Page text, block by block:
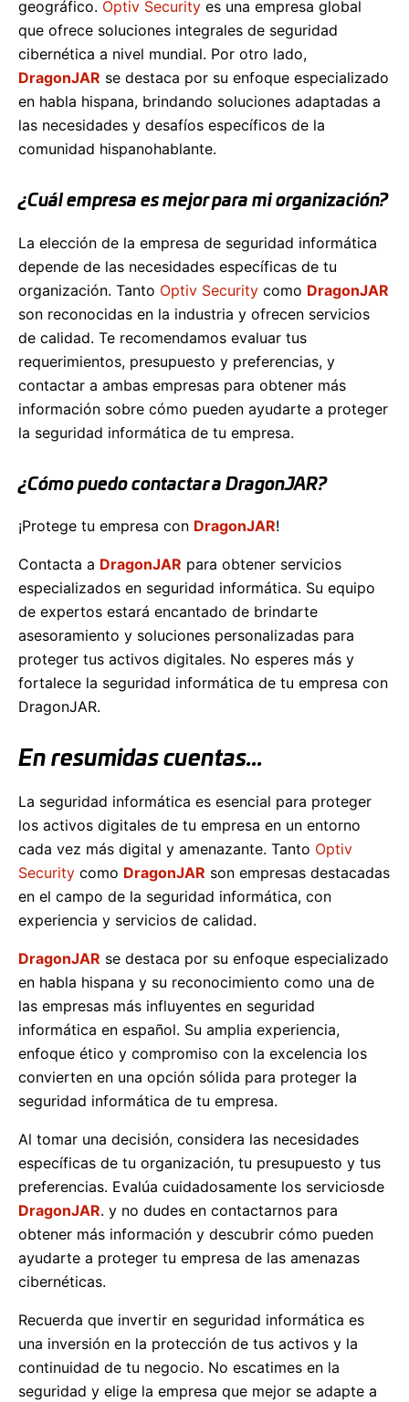
geográfico. Optiv Security es una empresa global
que ofrece soluciones integrales de seguridad
cibernética a nivel mundial. Por otro lado,
DragonJAR se destaca por su enfoque especializado
en habla hispana, brindando soluciones adaptadas a
las necesidades y desafíos específicos de la
comunidad hispanohablante.
¿Cuál empresa es mejor para mi organización?
La elección de la empresa de seguridad informática
depende de las necesidades específicas de tu
organización. Tanto Optiv Security como DragonJAR
son reconocidas en la industria y ofrecen servicios
de calidad. Te recomendamos evaluar tus
requerimientos, presupuesto y preferencias, y
contactar a ambas empresas para obtener más
información sobre cómo pueden ayudarte a proteger
la seguridad informática de tu empresa.
¿Cómo puedo contactar a DragonJAR?
¡Protege tu empresa con DragonJAR!
Contacta a DragonJAR para obtener servicios
especializados en seguridad informática. Su equipo
de expertos estará encantado de brindarte
asesoramiento y soluciones personalizadas para
proteger tus activos digitales. No esperes más y
fortalece la seguridad informática de tu empresa con
DragonJAR.
En resumidas cuentas…
La seguridad informática es esencial para proteger
los activos digitales de tu empresa en un entorno
cada vez más digital y amenazante. Tanto Optiv
Security como DragonJAR son empresas destacadas
en el campo de la seguridad informática, con
experiencia y servicios de calidad.
DragonJAR se destaca por su enfoque especializado
en habla hispana y su reconocimiento como una de
las empresas más influyentes en seguridad
informática en español. Su amplia experiencia,
enfoque ético y compromiso con la excelencia los
convierten en una opción sólida para proteger la
seguridad informática de tu empresa.
Al tomar una decisión, considera las necesidades
específicas de tu organización, tu presupuesto y tus
preferencias. Evalúa cuidadosamente los serviciosde
DragonJAR. y no dudes en contactarnos para
obtener más información y descubrir cómo pueden
ayudarte a proteger tu empresa de las amenazas
cibernéticas.
Recuerda que invertir en seguridad informática es
una inversión en la protección de tus activos y la
continuidad de tu negocio. No escatimes en la
seguridad y elige la empresa que mejor se adapte a